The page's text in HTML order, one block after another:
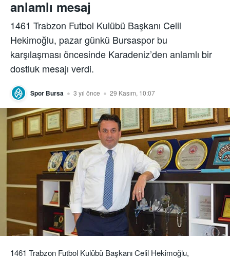
anlamlı mesaj
1461 Trabzon Futbol Kulübü Başkanı Celil
Hekimoğlu, pazar günkü Bursaspor bu
karşılaşması öncesinde Karadeniz’den anlamlı bir
dostluk mesajı verdi.
Spor Bursa 3 yıl önce 29 Kasım, 10:07
1461 Trabzon Futbol Kulübü Başkanı Celil Hekimoğlu,